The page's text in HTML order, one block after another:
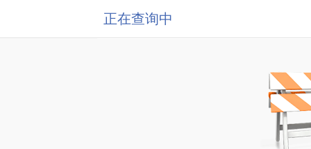
正在查询中